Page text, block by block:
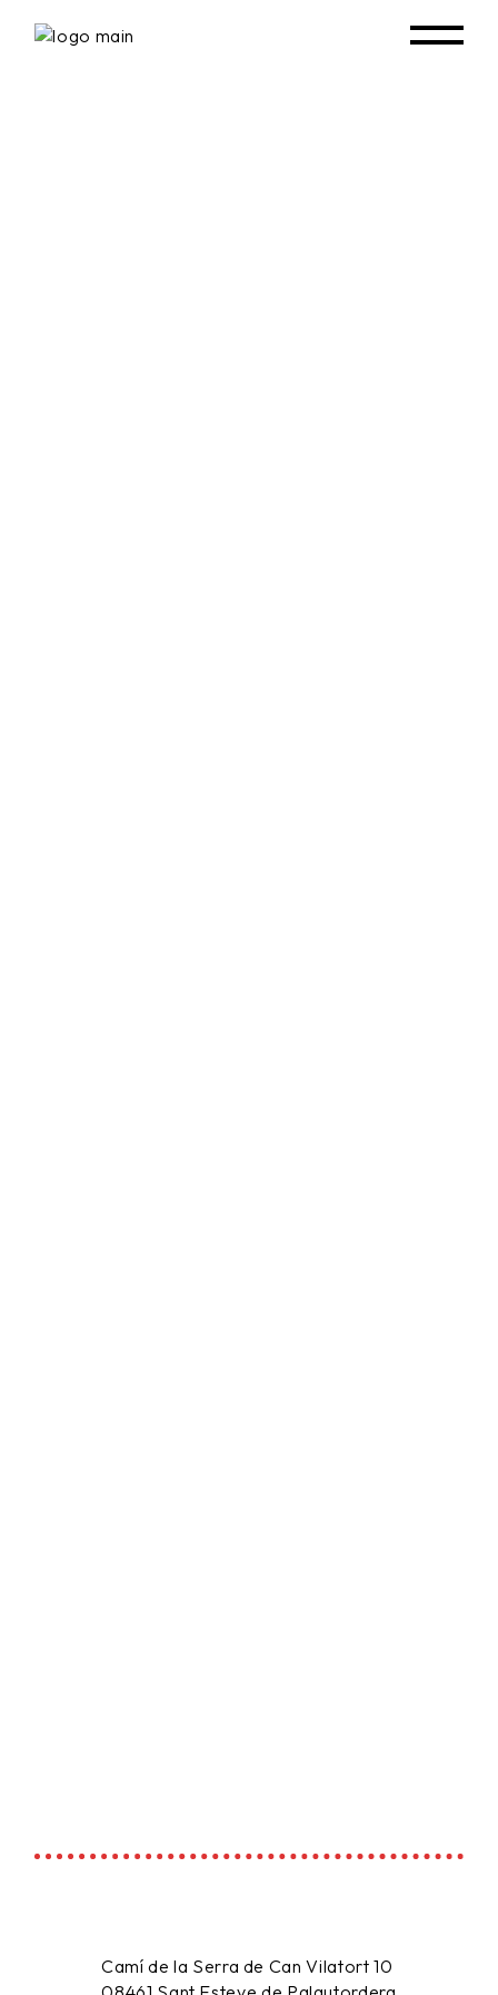
Camí de la Serra de Can Vilatort 10